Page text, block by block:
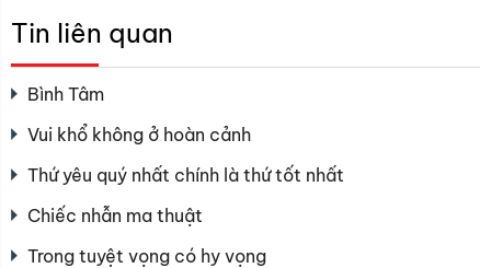
Tin liên quan
Bình Tâm
Vui khổ không ở hoàn cảnh
Thứ yêu quý nhất chính là thứ tốt nhất
Chiếc nhẫn ma thuật
Trong tuyệt vọng có hy vọng